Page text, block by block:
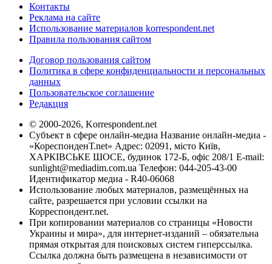
Контакты
Реклама на сайте
Использование материалов korrespondent.net
Правила пользования сайтом
Договор пользования сайтом
Политика в сфере конфиденциальности и персональных
данных
Пользовательское соглашение
Редакция
© 2000-2026, Korrespondent.net
Субъект в сфере онлайн-медиа Название онлайн-медиа -
«КореспонденТ.net» Адрес: 02091, місто Київ,
ХАРКІВСЬКЕ ШОСЕ, будинок 172-Б, офіс 208/1 E-mail:
sunlight@mediadim.com.ua Телефон: 044-205-43-00
Идентификатор медиа - R40-06068
Использование любых материалов, размещённых на
сайте, разрешается при условии ссылки на
Корреспондент.net.
При копировании материалов со страницы «Новости
Украины и мира», для интернет-изданий – обязательна
прямая открытая для поисковых систем гиперссылка.
Ссылка должна быть размещена в независимости от